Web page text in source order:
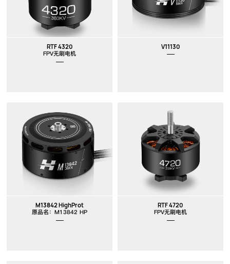
RTF 4320
FPV无刷电机
V11130
M13842 HighProt
原品名：M13842 HP
RTF 4720
FPV无刷电机